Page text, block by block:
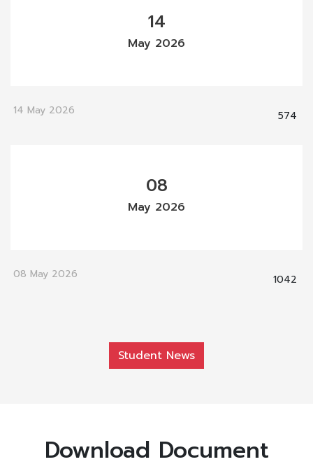
14
May 2026
14 May 2026 574
08
May 2026
08 May 2026 1042
Student News
Download Document